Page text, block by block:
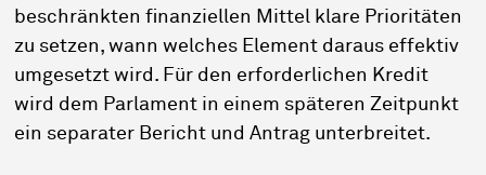
beschränkten finanziellen Mittel klare Prioritäten
zu setzen, wann welches Element daraus effektiv
umgesetzt wird. Für den erforderlichen Kredit
wird dem Parlament in einem späteren Zeitpunkt
ein separater Bericht und Antrag unterbreitet.